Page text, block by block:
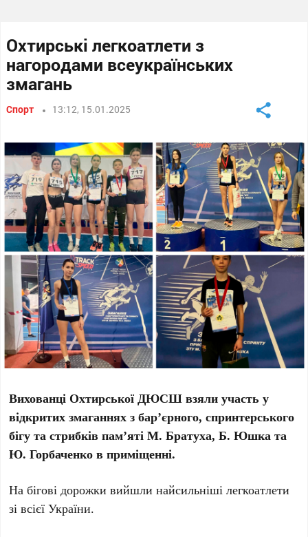
Охтирські легкоатлети з
нагородами всеукраїнських
змагань
Спорт 13:12, 15.01.2025
Вихованці Охтирської ДЮСШ взяли участь у
відкритих змаганнях з бар’єрного, спринтерського
бігу та стрибків пам’яті М. Братуха, Б. Юшка та
Ю. Горбаченко в приміщенні.
На бігові дорожки вийшли найсильніші легкоатлети
зі всієї України.